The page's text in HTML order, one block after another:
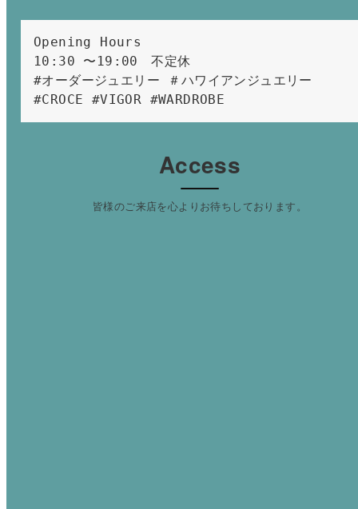
Opening Hours
10:30 〜19:00　不定休
#オーダージュエリー ＃ハワイアンジュエリー
#CROCE #VIGOR #WARDROBE
Access
皆様のご来店を心よりお待ちしております。